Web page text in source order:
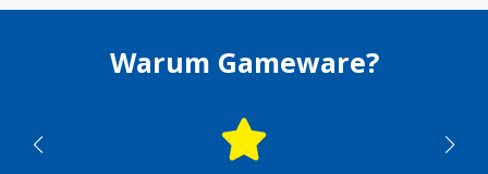
Warum Gameware?